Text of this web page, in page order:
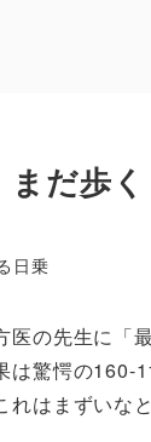
まだ歩
日乗
医の先生に「
は驚愕の160-
はまずいな